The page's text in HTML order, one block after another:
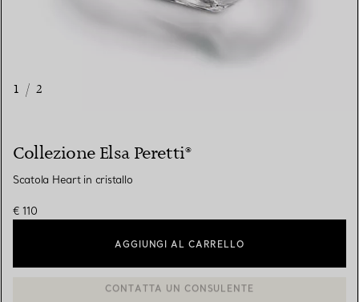
1 / 2
Collezione Elsa Peretti®
Scatola Heart in cristallo
€ 110
AGGIUNGI AL CARRELLO